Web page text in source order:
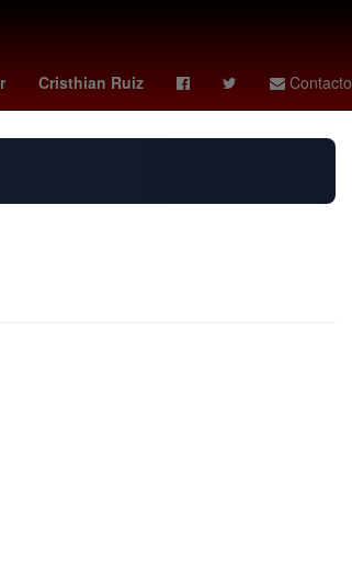
Cristhian Ruiz Contacto
Trump Zinedine Zidane Maluma